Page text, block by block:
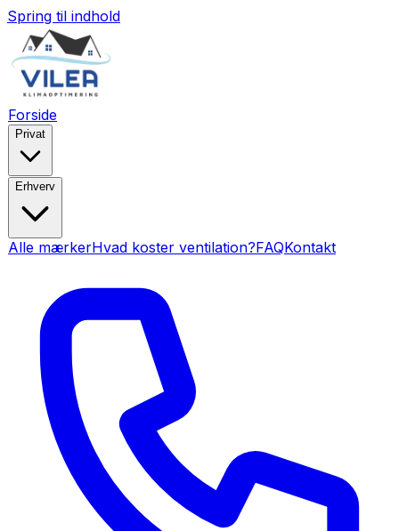
Spring til indhold
Forside
Privat
Erhverv
Alle mærkerHvad koster ventilation?FAQKontakt